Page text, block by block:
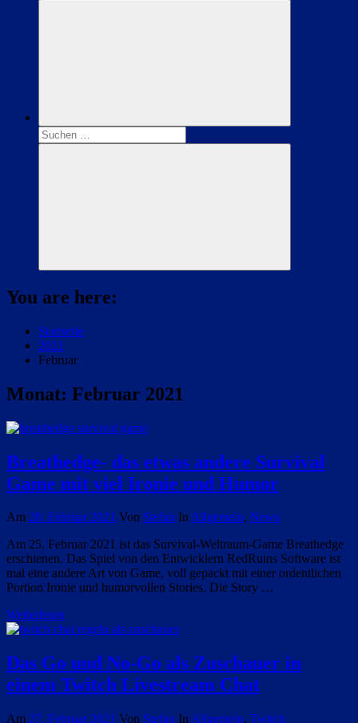
Suchen
nach:
Suchen
You are here:
Startseite
2021
Februar
Monat: Februar 2021
Breathedge- das etwas andere Survival
Game mit viel Ironie und Humor
Am 28. Februar 2021 Von Stefan InAllgemein, News
Am 25. Februar 2021 ist das Survival-Weltraum-Game Breathedge
erschienen. Das Spiel von den Entwicklern RedRuins Software ist
mal eine andere Art von Game, voll gepackt mit einer ordentlichen
Portion Ironie und humorvollen Stories. Die Story …
Weiterlesen
Das Go und No-Go als Zuschauer in
einem Twitch Livestream Chat
Am 27. Februar 2021 Von Stefan In Allgemein, Twitch